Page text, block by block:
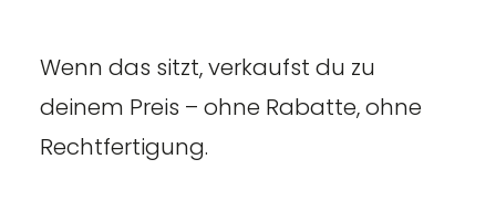
Wenn das sitzt, verkaufst du zu
deinem Preis – ohne Rabatte, ohne
Rechtfertigung.